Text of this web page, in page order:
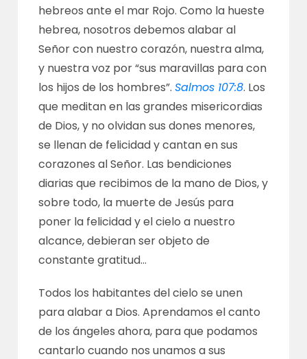
hebreos ante el mar Rojo. Como la hueste
hebrea, nosotros debemos alabar al
Señor con nuestro corazón, nuestra alma,
y nuestra voz por “sus maravillas para con
los hijos de los hombres”.Salmos 107:8. Los
que meditan en las grandes misericordias
de Dios, y no olvidan sus dones menores,
se llenan de felicidad y cantan en sus
corazones al Señor. Las bendiciones
diarias que recibimos de la mano de Dios, y
sobre todo, la muerte de Jesús para
poner la felicidad y el cielo a nuestro
alcance, debieran ser objeto de
constante gratitud…
Todos los habitantes del cielo se unen
para alabar a Dios. Aprendamos el canto
de los ángeles ahora, para que podamos
cantarlo cuando nos unamos a sus